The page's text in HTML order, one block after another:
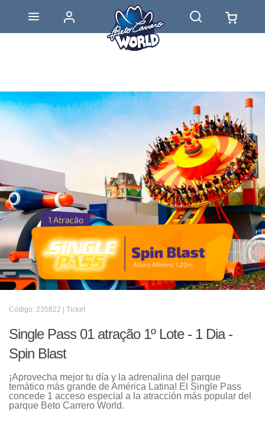
Código: 235822 | Ticket
Single Pass 01 atração 1º Lote - 1 Dia -
Spin Blast
¡Aprovecha mejor tu día y la adrenalina del parque
temático más grande de América Latina! El Single Pass
concede 1 acceso especial a la atracción más popular del
parque Beto Carrero World.